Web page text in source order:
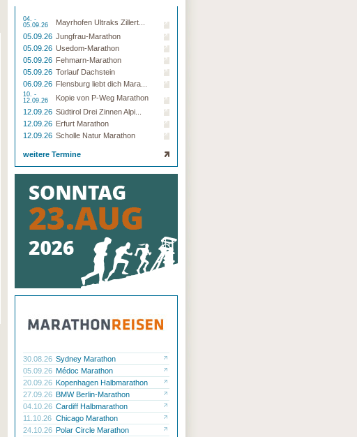
04. -
05.09.26
Mayrhofen Ultraks Zillert...
05.09.26 Jungfrau-Marathon
05.09.26 Usedom-Marathon
05.09.26 Fehmarn-Marathon
05.09.26 Torlauf Dachstein
06.09.26 Flensburg liebt dich Mara...
10. -
12.09.26
Kopie von P-Weg Marathon
12.09.26 Südtirol Drei Zinnen Alpi...
12.09.26 Erfurt Marathon
12.09.26 Scholle Natur Marathon
weitere Termine
30.08.26 Sydney Marathon
05.09.26 Médoc Marathon
20.09.26 Kopenhagen Halbmarathon
27.09.26 BMW Berlin-Marathon
04.10.26 Cardiff Halbmarathon
11.10.26 Chicago Marathon
24.10.26 Polar Circle Marathon